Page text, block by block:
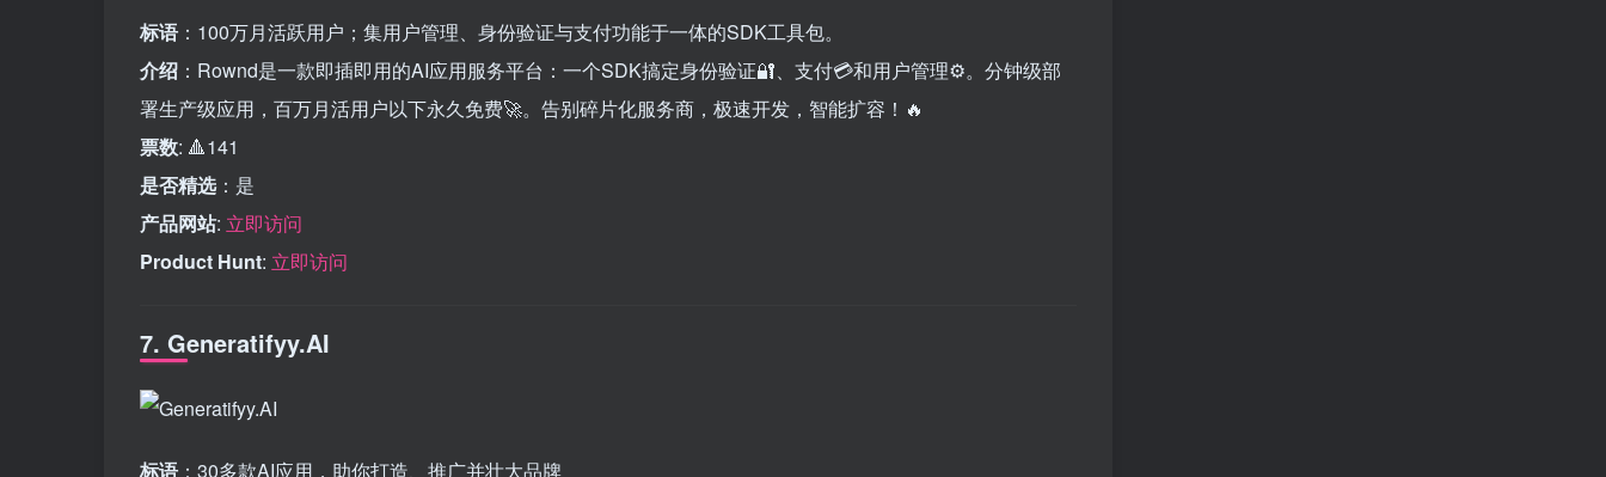
标语 ：100万月活跃用户；集用户管理、身份验证与支付功能于一体的SDK工具包。
介绍 ：Rownd是一款即插即用的AI应用服务平台：一个SDK搞定身份验证🔐、支付💳和用户管理⚙️。分钟级部
署生产级应用，百万月活用户以下永久免费🚀。告别碎片化服务商，极速开发，智能扩容！🔥
票数: 🔺141
是否精选：是
产品网站: 立即访问
Product Hunt: 立即访问
7. Generatifyy.AI
标语 ：30多款AI应用，助你打造、推广并壮大品牌